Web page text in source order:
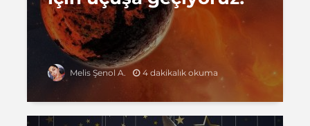
Melis Şenol A. 4 dakikalık okuma